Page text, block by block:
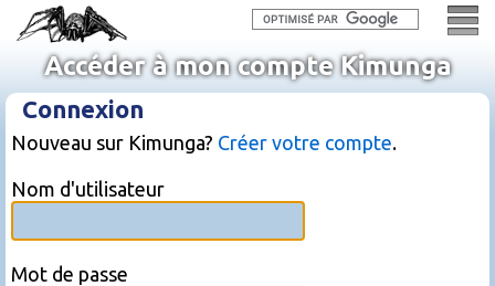
Accéder à mon compte Kimunga
Connexion
Nouveau sur Kimunga? Créer votre compte.
Nom d'utilisateur
Mot de passe